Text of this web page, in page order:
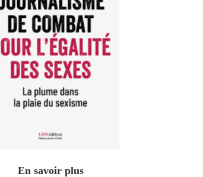
En savoir plus